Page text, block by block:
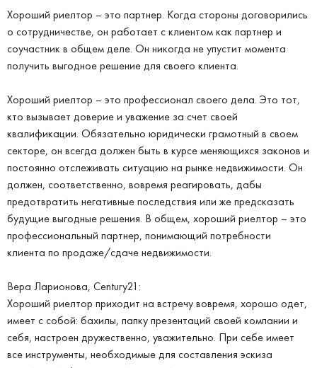
Хороший риелтор – это партнер. Когда стороны договорились
о сотрудничестве, он работает с клиентом как партнер и
соучастник в общем деле. Он никогда не упустит момента
получить выгодное решение для своего клиента.
Хороший риелтор – это профессионал своего дела. Это тот,
кто вызывает доверие и уважение за счет своей
квалификации. Обязательно юридически грамотный в своем
секторе, он всегда должен быть в курсе меняющихся законов и
постоянно отслеживать ситуацию на рынке недвижимости. Он
должен, соответственно, вовремя реагировать, дабы
предотвратить негативные последствия или же предсказать
будущие выгодные решения. В общем, хороший риелтор – это
профессиональный партнер, понимающий потребности
клиента по продаже/сдаче недвижимости.
Вера Ларионова, Century21:
Хороший риелтор приходит на встречу вовремя, хорошо одет,
имеет с собой: бахилы, папку презентаций своей компании и
себя, настроен дружественно, уважительно. При себе имеет
все инструменты, необходимые для составления эскиза